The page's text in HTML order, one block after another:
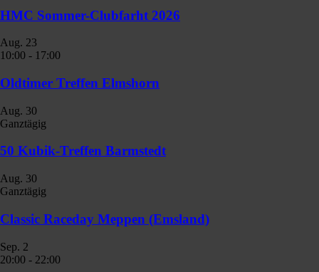
HMC Sommer-Clubfarht 2026
Aug. 23
10:00 - 17:00
Oldtimer Treffen Elmshorn
Aug. 30
Ganztägig
50 Kubik-Treffen Barmstedt
Aug. 30
Ganztägig
Classic Raceday Meppen (Emsland)
Sep. 2
20:00 - 22:00